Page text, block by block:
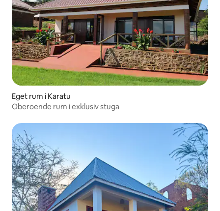
Eget rum i Karatu
Oberoende rum i exklusiv stuga